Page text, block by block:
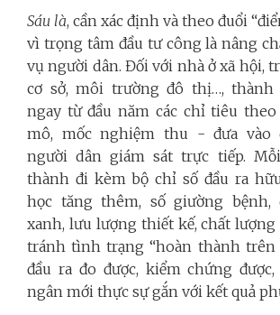
Sáu là, cần xác định và theo đuổi
vì trọng tâm đầu tư công là nâng
vụ người dân. Đối với nhà ở xã hội,
cơ sở, môi trường đô thị…, thành
ngay từ đầu năm các chỉ tiêu theo
mô, mốc nghiệm thu - đưa vào
người dân giám sát trực tiếp.
thành đi kèm bộ chỉ số đầu ra
học tăng thêm, số giường bệnh,
xanh, lưu lượng thiết kế, chất
tránh tình trạng “hoàn thành trên
đầu ra đo được, kiểm chứng
ngân mới thực sự gắn với kết quả